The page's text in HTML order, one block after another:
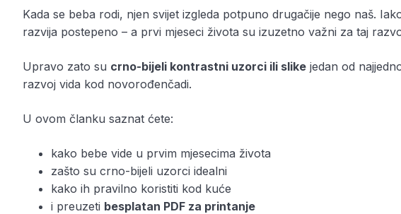
Kada se beba rodi, njen svijet izgleda potpuno drugačije nego naš.
razvija postepeno – a prvi mjeseci života su izuzetno važni za taj
Upravo zato su crno-bijeli kontrastni uzorci ili slike jedan od
razvoj vida kod novorođenčadi.
U ovom članku saznat ćete:
kako bebe vide u prvim mjesecima života
zašto su crno-bijeli uzorci idealni
kako ih pravilno koristiti kod kuće
i preuzeti besplatan PDF za printanje